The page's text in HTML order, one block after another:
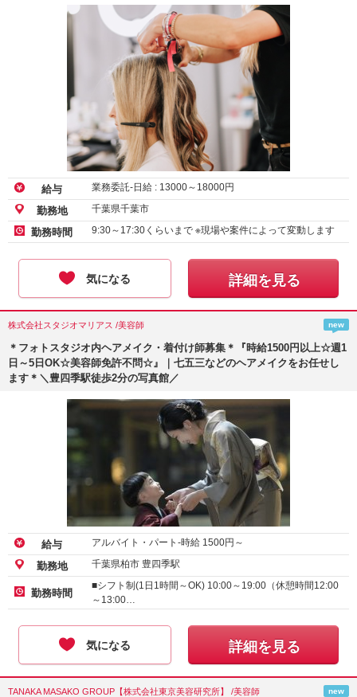
給与 業務委託-日給 : 13000～ 18000円
勤務地 千葉県千葉市
勤務時間 9:30～17:30くらいまで ※現場や案件によって変動します
気になる 詳細を見る
株式会社スタジオマリアス /美容師 new
＊フォトスタジオ内ヘアメイク・着付け師募集＊『時給1500円以上☆週1
日～5日OK☆美容師免許不問☆』｜七五三などのヘアメイクをお任せし
ます＊＼豊四季駅徒歩2分の写真館／
給与 アルバイト・パート-時給 1500円～
勤務地 千葉県柏市 豊四季駅
勤務時間
■シフト制(1日1時間～OK) 10:00～19:00（休憩時間12:00
～13:00…
気になる 詳細を見る
TANAKA MASAKO GROUP【株式会社東京美容研究所】 /美容師 new